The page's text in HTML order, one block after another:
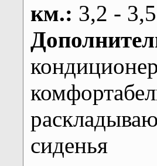
км.: 3,2 -
сиденья